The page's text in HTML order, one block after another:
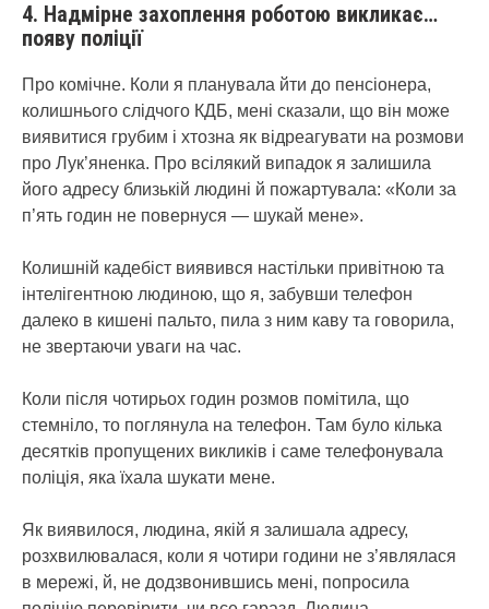
4. Надмірне захоплення роботою викликає…
появу поліції
Про комічне. Коли я планувала йти до пенсіонера,
колишнього слідчого КДБ, мені сказали, що він може
виявитися грубим і хтозна як відреагувати на розмови
про Лук’яненка. Про всілякий випадок я залишила
його адресу близькій людині й пожартувала: «Коли за
п’ять годин не повернуся — шукай мене».
Колишній кадебіст виявився настільки привітною та
інтелігентною людиною, що я, забувши телефон
далеко в кишені пальто, пила з ним каву та говорила,
не звертаючи уваги на час.
Коли після чотирьох годин розмов помітила, що
стемніло, то поглянула на телефон. Там було кілька
десятків пропущених викликів і саме телефонувала
поліція, яка їхала шукати мене.
Як виявилося, людина, якій я залишала адресу,
розхвилювалася, коли я чотири години не з’являлася
в мережі, й, не додзвонившись мені, попросила